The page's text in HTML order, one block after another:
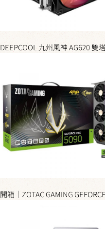
DEEPCOOL 九州風神 AG620 雙
開箱｜ZOTAC GAMING